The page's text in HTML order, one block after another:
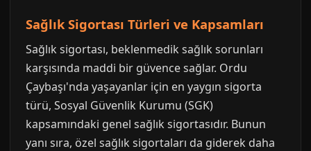
Sağlık Sigortası Türleri ve Kapsamları
Sağlık sigortası, beklenmedik sağlık sorunları
karşısında maddi bir güvence sağlar. Ordu
Çaybaşı'nda yaşayanlar için en yaygın sigorta
türü, Sosyal Güvenlik Kurumu (SGK)
kapsamındaki genel sağlık sigortasıdır. Bunun
yanı sıra, özel sağlık sigortaları da giderek daha